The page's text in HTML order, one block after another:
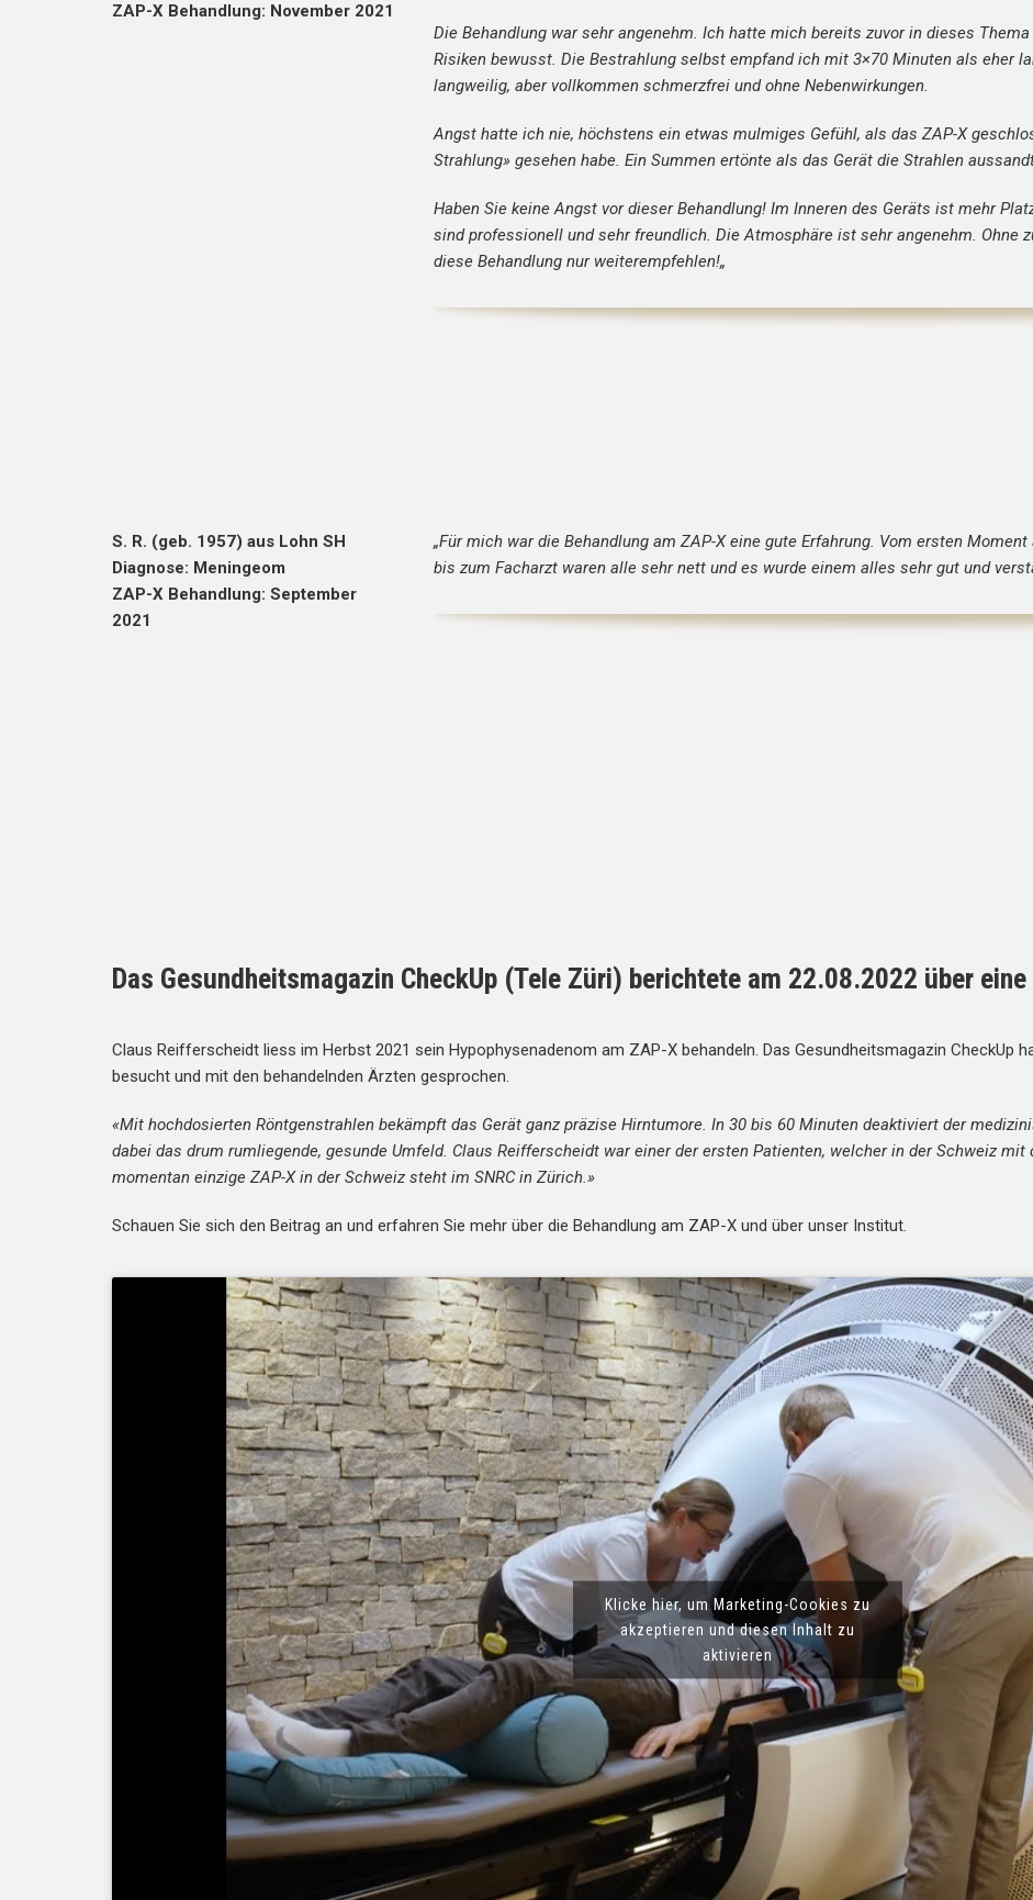
ZAP-X Behandlung: November 2021
Die Behandlung war sehr angenehm. Ich hatte mich bereits zuvor in dieses
Risiken bewusst. Die Bestrahlung selbst empfand ich mit 3×70 Minuten als eher
langweilig, aber vollkommen schmerzfrei und ohne Nebenwirkungen.
Angst hatte ich nie, höchstens ein etwas mulmiges Gefühl, als das ZAP-X
Strahlung» gesehen habe. Ein Summen ertönte als das Gerät die Strahlen
Haben Sie keine Angst vor dieser Behandlung! Im Inneren des Geräts ist mehr
sind professionell und sehr freundlich. Die Atmosphäre ist sehr angenehm. Ohne
diese Behandlung nur weiterempfehlen!„
S. R. (geb. 1957) aus Lohn SH
Diagnose: Meningeom
ZAP-X Behandlung: September
2021
„Für mich war die Behandlung am ZAP-X eine gute Erfahrung. Vom ersten
bis zum Facharzt waren alle sehr nett und es wurde einem alles sehr gut und
Das Gesundheitsmagazin CheckUp (Tele Züri) berichtete am 22.08.2022 über
Claus Reifferscheidt liess im Herbst 2021 sein Hypophysenadenom am ZAP-X behandeln. Das Gesundheitsmagazin CheckUp
besucht und mit den behandelnden Ärzten gesprochen.
«Mit hochdosierten Röntgenstrahlen bekämpft das Gerät ganz präzise Hirntumore. In 30 bis 60 Minuten deaktiviert der
dabei das drum rumliegende, gesunde Umfeld. Claus Reifferscheidt war einer der ersten Patienten, welcher in der Schweiz
momentan einzige ZAP-X in der Schweiz steht im SNRC in Zürich.»
Schauen Sie sich den Beitrag an und erfahren Sie mehr über die Behandlung am ZAP-X und über unser Institut.
Klicke hier, um Marketing-Cookies zu
akzeptieren und diesen Inhalt zu
aktivieren